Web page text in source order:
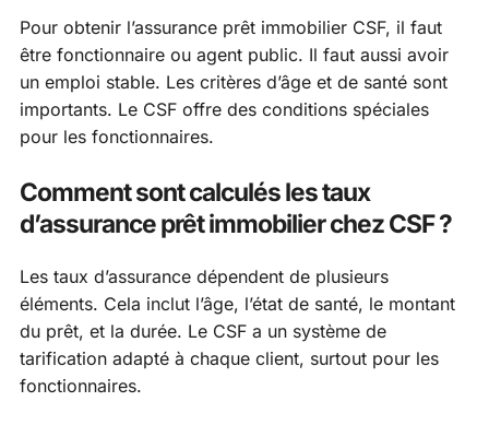
Pour obtenir l’assurance prêt immobilier CSF, il faut
être fonctionnaire ou agent public. Il faut aussi avoir
un emploi stable. Les critères d’âge et de santé sont
importants. Le CSF offre des conditions spéciales
pour les fonctionnaires.
Comment sont calculés les taux
d’assurance prêt immobilier chez CSF ?
Les taux d’assurance dépendent de plusieurs
éléments. Cela inclut l’âge, l’état de santé, le montant
du prêt, et la durée. Le CSF a un système de
tarification adapté à chaque client, surtout pour les
fonctionnaires.